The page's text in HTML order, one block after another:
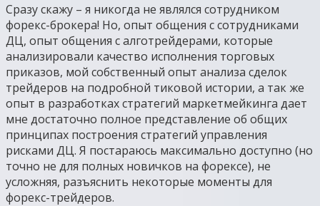
Сразу скажу – я никогда не являлся сотрудником
форекс-брокера! Но, опыт общения с сотрудниками
ДЦ, опыт общения с алготрейдерами, которые
анализировали качество исполнения торговых
приказов, мой собственный опыт анализа сделок
трейдеров на подробной тиковой истории, а так же
опыт в разработках стратегий маркетмейкинга дает
мне достаточно полное представление об общих
принципах построения стратегий управления
рисками ДЦ. Я постараюсь максимально доступно (но
точно не для полных новичков на форексе), не
усложняя, разъяснить некоторые моменты для
форекс-трейдеров.